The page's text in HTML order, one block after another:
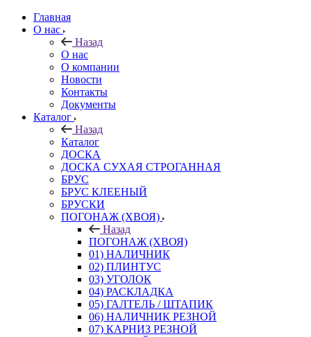
Главная
О нас
Назад
О нас
О компании
Новости
Контакты
Документы
Каталог
Назад
Каталог
ДОСКА
ДОСКА СУХАЯ СТРОГАННАЯ
БРУС
БРУС КЛЕЕНЫЙ
БРУСКИ
ПОГОНАЖ (ХВОЯ)
Назад
ПОГОНАЖ (ХВОЯ)
01) НАЛИЧНИК
02) ПЛИНТУС
03) УГОЛОК
04) РАСКЛАДКА
05) ГАЛТЕЛЬ / ШТАПИК
06) НАЛИЧНИК РЕЗНОЙ
07) КАРНИЗ РЕЗНОЙ